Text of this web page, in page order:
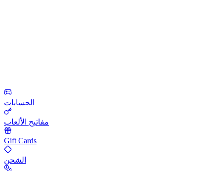
الحسابات
مفاتيح الألعاب
Gift Cards
الشحن